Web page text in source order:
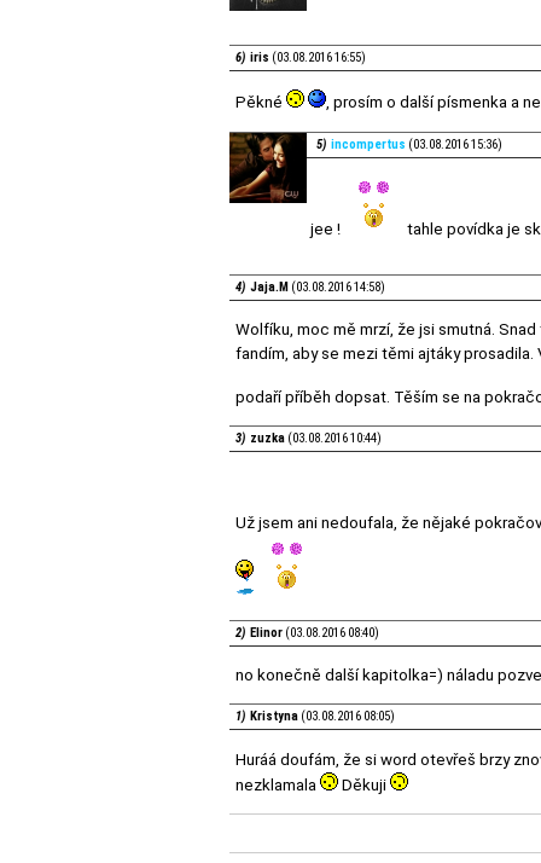
6) iris (03.08.2016 16:55)
Pěkné , prosím o další písmenka a
5) incompertus (03.08.2016 15:36)
jee ! tahle povídka je
4) Jaja.M (03.08.2016 14:58)
Wolfíku, moc mě mrzí, že jsi smutná.
fandím, aby se mezi těmi ajtáky
podaří příběh dopsat. Těším se na
3) zuzka (03.08.2016 10:44)
Už jsem ani nedoufala, že nějaké
2) Elinor (03.08.2016 08:40)
no konečně další kapitolka=) náladu
1) Kristyna (03.08.2016 08:05)
Huráá doufám, že si word otevřeš brzy
nezklamala
Děkuji